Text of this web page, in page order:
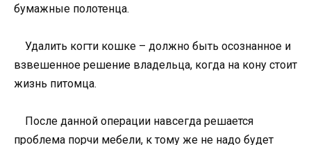
бумажные полотенца.
Удалить когти кошке – должно быть осознанное и
взвешенное решение владельца, когда на кону стоит
жизнь питомца.
После данной операции навсегда решается
проблема порчи мебели, к тому же не надо будет